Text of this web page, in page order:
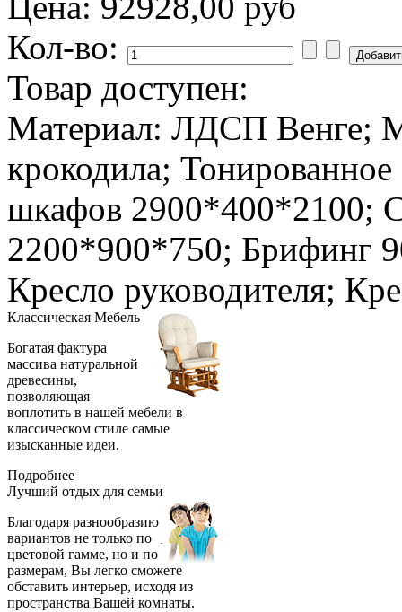
Кол-во:
Товар доступен:
Материал: ЛДСП Венге;
крокодила;
шкафов 2900*400*2100;
2200*900*750; Брифинг
Кресло руководителя;
Классическая Мебель
Богатая фактура
массива натуральной
древесины,
позволяющая
воплотить в нашей мебели в
классическом стиле самые
изысканные идеи.
Подробнее
Лучший отдых для семьи
Благодаря разнообразию
вариантов не только по
цветовой гамме, но и по
размерам, Вы легко сможете
обставить интерьер, исходя из
пространства Вашей комнаты.